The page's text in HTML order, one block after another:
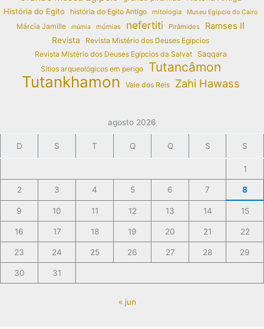
História do Egito
história do Egito Antigo mitologia Museu Egípcio do Cairo
Márcia Jamille múmia múmias nefertiti Pirâmides Ramses II
Revista
Revista Mistério dos Deuses Egípcios
Revista Mistério dos Deuses Egípcios da Salvat
Saqqara
Sítios arqueológicos em perigo
Tutancâmon
Tutankhamon Vale dos Reis Zahi Hawass
agosto 2026
D S T Q Q S S
1
2 3 4 5 6 7 8
9 10 11 12 13 14 15
16 17 18 19 20 21 22
23 24 25 26 27 28 29
30 31
« jun